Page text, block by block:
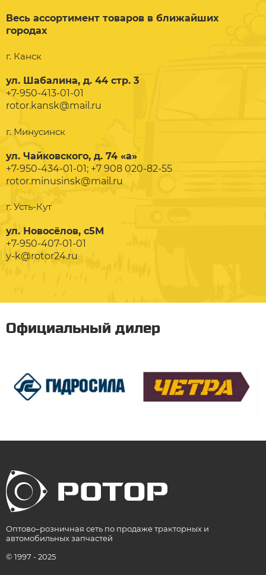
Весь ассортимент товаров в ближайших
городах
г. Канск
ул. Шабалина, д. 44 стр. 3
+7-950-413-01-01
rotor.kansk@mail.ru
г. Минусинск
ул. Чайковского, д. 74 «а»
+7-950-434-01-01; +7 908 020-82-55
rotor.minusinsk@mail.ru
г. Усть-Кут
ул. Новосёлов, с5М
+7-950-407-01-01
y-k@rotor24.ru
Официальный дилер
Оптово–розничная сеть по продаже тракторных и
автомобильных запчастей
© 1997 - 2025